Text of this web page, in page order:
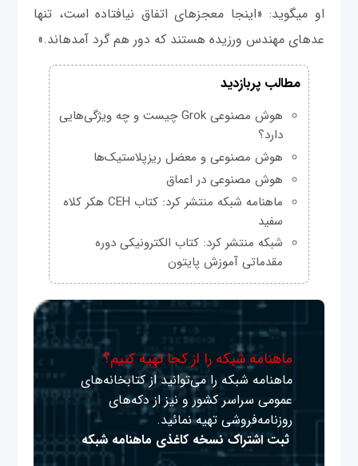
او می‎گوید: «اینجا معجزه‎ای اتفاق نیافتاده است، تنها
عده‎ای مهندس ورزیده هستند که دور هم گرد آمده‎اند.»
مطالب پربازدید
هوش مصنوعی Grok چیست و چه ویژگی‌هایی
دارد؟
هوش مصنوعی و معضل ریزپلاستیک‌ها
هوش مصنوعی در اعماق
ماهنامه شبکه منتشر کرد: کتاب CEH هکر کلاه
سفید
شبکه منتشر کرد: کتاب الکترونیکی دوره
مقدماتی آموزش پایتون
ماهنامه شبکه را از کجا تهیه کنیم؟
ماهنامه شبکه را می‌توانید از کتابخانه‌های
عمومی سراسر کشور و نیز از دکه‌های
روزنامه‌فروشی تهیه نمائید.
ثبت اشتراک نسخه کاغذی ماهنامه شبکه